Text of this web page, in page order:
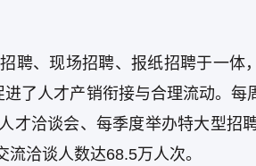
聘、现场招聘、报纸招聘于一体
了人才产销衔接与合理流动。每
才洽谈会、每季度举办特大型招
洽谈人数达68.5万人次。